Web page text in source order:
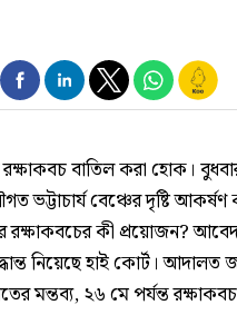
রক্ষাকবচ বাতিল করা হোক।
ভট্টাচার্য বেঞ্চের দৃষ্টি
রক্ষাকবচের কী প্রয়োজন?
নিয়েছে হাই কোর্ট। আদালত
মন্তব্য, ২৬ মে পর্যন্ত